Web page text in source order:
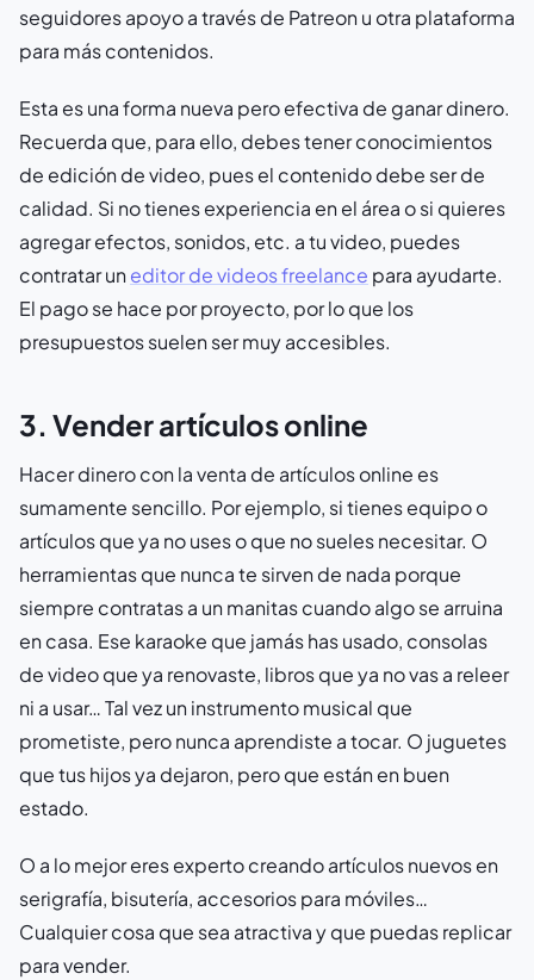
seguidores apoyo a través de Patreon u otra plataforma
para más contenidos.
Esta es una forma nueva pero efectiva de ganar dinero.
Recuerda que, para ello, debes tener conocimientos
de edición de video, pues el contenido debe ser de
calidad. Si no tienes experiencia en el área o si quieres
agregar efectos, sonidos, etc. a tu video, puedes
contratar uneditor de videos freelance para ayudarte.
El pago se hace por proyecto, por lo que los
presupuestos suelen ser muy accesibles.
3. Vender artículos online
Hacer dinero con la venta de artículos online es
sumamente sencillo. Por ejemplo, si tienes equipo o
artículos que ya no uses o que no sueles necesitar. O
herramientas que nunca te sirven de nada porque
siempre contratas a un manitas cuando algo se arruina
en casa. Ese karaoke que jamás has usado, consolas
de video que ya renovaste, libros que ya no vas a releer
ni a usar… Tal vez un instrumento musical que
prometiste, pero nunca aprendiste a tocar. O juguetes
que tus hijos ya dejaron, pero que están en buen
estado.
O a lo mejor eres experto creando artículos nuevos en
serigrafía, bisutería, accesorios para móviles…
Cualquier cosa que sea atractiva y que puedas replicar
para vender.